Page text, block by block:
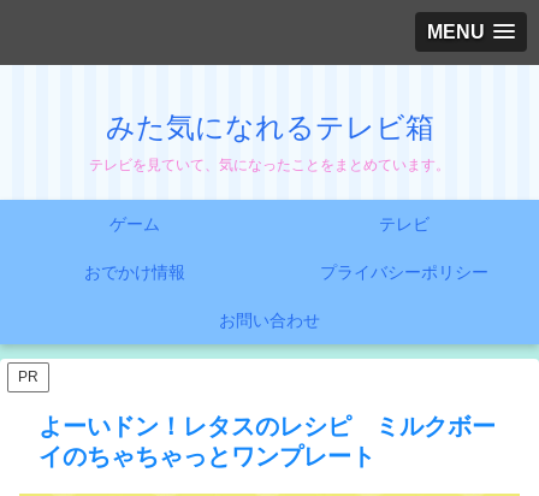
MENU
みた気になれるテレビ箱
テレビを見ていて、気になったことをまとめています。
ゲーム テレビ
おでかけ情報 プライバシーポリシー
お問い合わせ
PR
よーいドン！レタスのレシピ ミルクボー
イのちゃちゃっとワンプレート